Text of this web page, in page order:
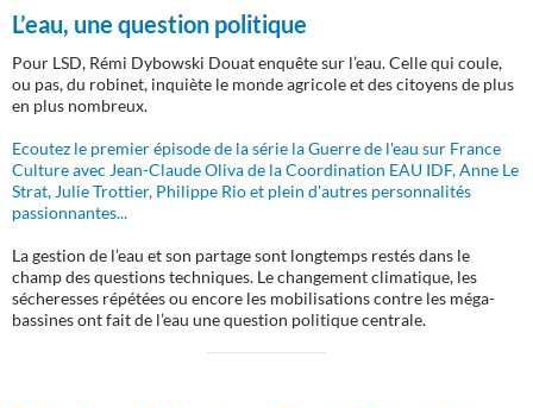
L’eau, une question politique
Pour LSD, Rémi Dybowski Douat enquête sur l’eau. Celle qui coule,
ou pas, du robinet, inquiète le monde agricole et des citoyens de plus
en plus nombreux.
Ecoutez le premier épisode de la série la Guerre de l'eau sur France
Culture avec Jean-Claude Oliva de la Coordination EAU IDF, Anne Le
Strat, Julie Trottier, Philippe Rio et plein d'autres personnalités
passionnantes...
La gestion de l’eau et son partage sont longtemps restés dans le
champ des questions techniques. Le changement climatique, les
sécheresses répétées ou encore les mobilisations contre les méga-
bassines ont fait de l’eau une question politique centrale.